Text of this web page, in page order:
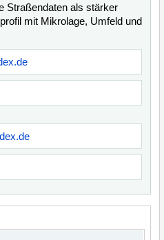
Straßendaten als stärker
mit Mikrolage, Umfeld und